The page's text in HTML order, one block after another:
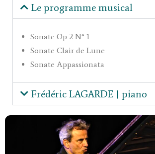
Le programme musical
Sonate Op 2 N° 1
Sonate Clair de Lune
Sonate Appassionata
Frédéric LAGARDE | piano